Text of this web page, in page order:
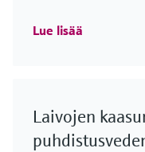
Lue lisää
Laivojen